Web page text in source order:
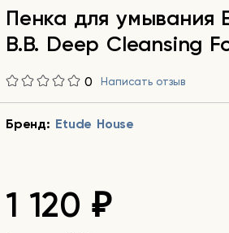
Пенка для умывания
B.B. Deep Cleansing
0 Написать отзыв
Бренд: Etude House
1 120 ₽